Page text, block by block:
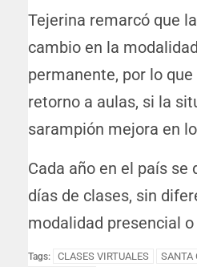
Tejerina remarcó que
cambio en la
permanente, por lo
retorno a aulas, si la
sarampión mejora en
Cada año en el país se
días de clases, sin
modalidad presencial
Tags: CLASES VIRTUALES
SANTA